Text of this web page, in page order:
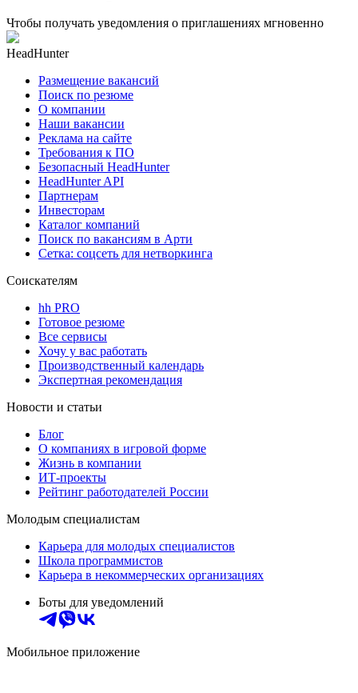
Чтобы получать уведомления о приглашениях мгновенно
HeadHunter
Размещение вакансий
Поиск по резюме
О компании
Наши вакансии
Реклама на сайте
Требования к ПО
Безопасный HeadHunter
HeadHunter API
Партнерам
Инвесторам
Каталог компаний
Поиск по вакансиям в Арти
Сетка: соцсеть для нетворкинга
Соискателям
hh PRO
Готовое резюме
Все сервисы
Хочу у вас работать
Производственный календарь
Экспертная рекомендация
Новости и статьи
Блог
О компаниях в игровой форме
Жизнь в компании
ИТ-проекты
Рейтинг работодателей России
Молодым специалистам
Карьера для молодых специалистов
Школа программистов
Карьера в некоммерческих организациях
Боты для уведомлений
Мобильное приложение